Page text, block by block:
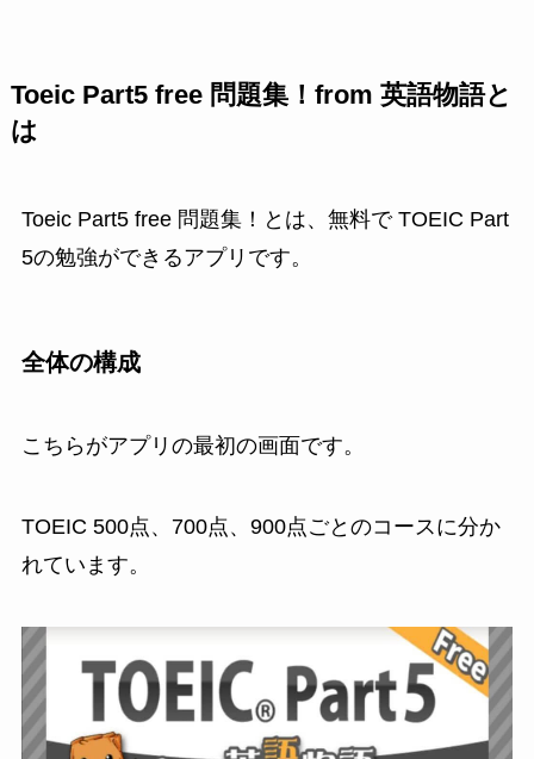
Toeic Part5 free 問題集！from 英語物語と
は
Toeic Part5 free 問題集！とは、無料で TOEIC Part
5の勉強ができるアプリです。
全体の構成
こちらがアプリの最初の画面です。
TOEIC 500点、700点、900点ごとのコースに分か
れています。